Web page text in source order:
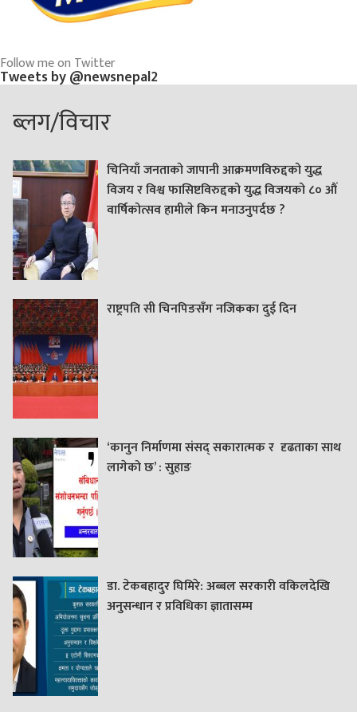
Follow me on Twitter
Tweets by @newsnepal2
ब्लग/विचार
चिनियाँ जनताको जापानी आक्रमणविरुद्दको युद्ध
विजय र विश्व फासिष्टविरुद्दको युद्ध विजयको ८० औं
वार्षिकोत्सव हामीले किन मनाउनुपर्दछ ?
राष्ट्रपति सी चिनपिङसँग नजिकका दुई दिन
‘कानुन निर्माणमा संसद् सकारात्मक र दृढताका साथ
लागेको छ’ : सुहाङ
डा. टेकबहादुर घिमिरे: अब्बल सरकारी वकिलदेखि
अनुसन्धान र प्रविधिका ज्ञातासम्म